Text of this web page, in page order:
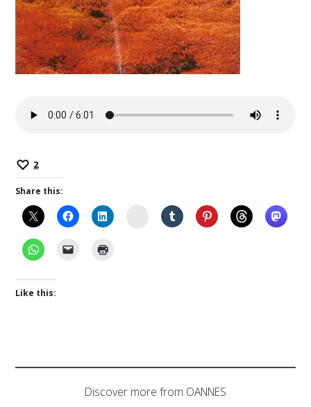
2
Share this:
Instagram
Like this:
Discover more from OANNES